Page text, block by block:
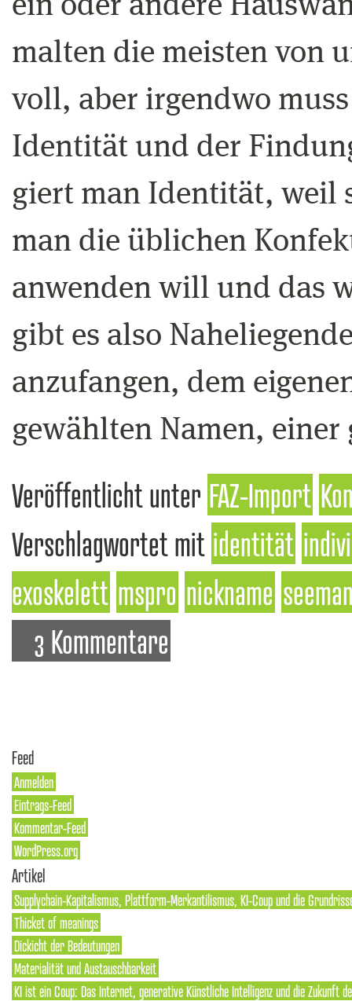
ein oder andere
malten die meisten von
voll, aber irgendwo
Identität und der
giert man Identität, weil
man die üblichen
anwenden will und das
gibt es also
anzufangen, dem
gewählten Namen, einer
Veröffentlicht unter FAZ-Import
Verschlagwortet mit identität
exoskelett mspro nickname
3 Kommentare
Feed
Anmelden
Eintrags-Feed
Kommentar-Feed
WordPress.org
Artikel
Supplychain-Kapitalismus, Plattform-Merkantilismus, KI-Coup und die
Thicket of meanings
Dickicht der Bedeutungen
Materialität und Austauschbarkeit
KI ist ein Coup: Das Internet, generative Künstliche Intelligenz und die Zukunft